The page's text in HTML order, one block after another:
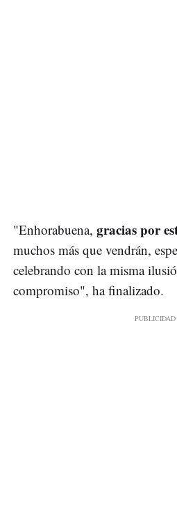
"Enhorabuena, gracias por
muchos más que vendrán,
celebrando con la misma
compromiso", ha finalizado.